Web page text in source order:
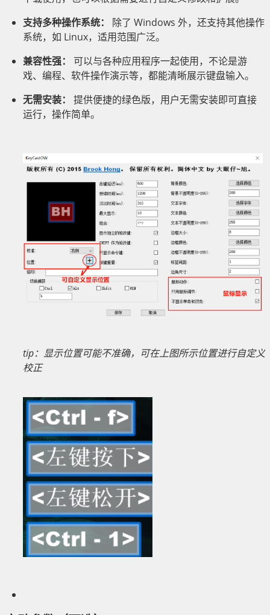
支持多种操作系统：
除了 Windows 外，还支持其他操作
系统，如 Linux，适用范围广泛。
兼容性强：
可以与各种应用程序一起使用，不论是游
戏、编程、软件操作演示等，都能清晰展示键盘输入。
无需安装：
提供便捷的绿色版，用户无需安装即可直接
运行，操作简单。
tip：显示位置可能不准确，可在上图所示位置进行自定义
校正